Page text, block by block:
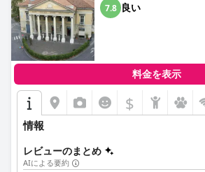
7.8 良い
料金を表示
$
情報
レビューのまとめ
AIによる要約